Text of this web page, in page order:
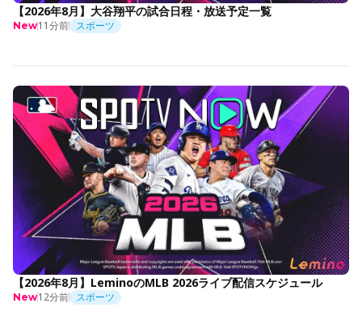
【2026年8月】大谷翔平の試合日程・放送予定一覧
New11分前 スポーツ
【2026年8月】LeminoのMLB 2026ライブ配信スケジュール
New12分前 スポーツ